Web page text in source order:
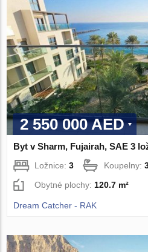
2 550 000 AED
Byt v Sharm, Fujairah, SAE 3
Ložnice:3 Koupelny:
Obytné plochy: 120.7 m²
Dream Catcher - RAK